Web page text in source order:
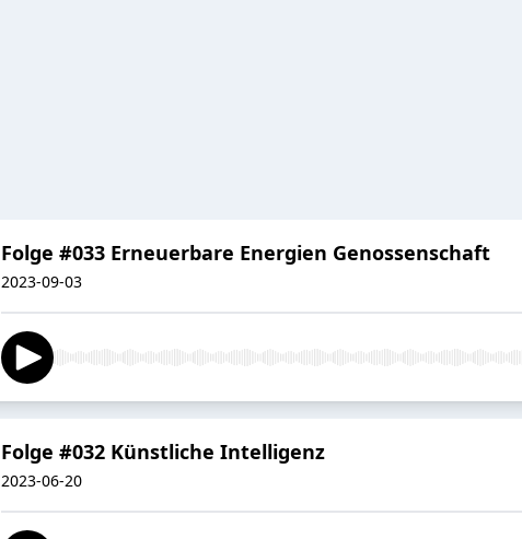
Folge #033 Erneuerbare Energien Genossenschaft
2023-09-03
Folge #032 Künstliche Intelligenz
2023-06-20